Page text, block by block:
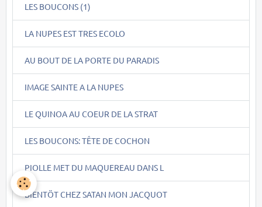
LES BOUCONS (1)
LA NUPES EST TRES ECOLO
AU BOUT DE LA PORTE DU PARADIS
IMAGE SAINTE A LA NUPES
LE QUINOA AU COEUR DE LA STRAT
LES BOUCONS: TÊTE DE COCHON
PIOLLE MET DU MAQUEREAU DANS L
BIENTÖT CHEZ SATAN MON JACQUOT